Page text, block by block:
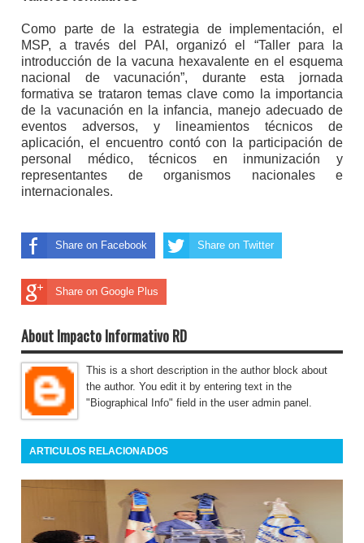
Como parte de la estrategia de implementación, el
MSP, a través del PAI, organizó el “Taller para la
introducción de la vacuna hexavalente en el esquema
nacional de vacunación”, durante esta jornada
formativa se trataron temas clave como la importancia
de la vacunación en la infancia, manejo adecuado de
eventos adversos, y lineamientos técnicos de
aplicación, el encuentro contó con la participación de
personal médico, técnicos en inmunización y
representantes de organismos nacionales e
internacionales.
Share on Facebook Share on Twitter
Share on Google Plus
About Impacto Informativo RD
This is a short description in the author block about
the author. You edit it by entering text in the
"Biographical Info" field in the user admin panel.
ARTICULOS RELACIONADOS